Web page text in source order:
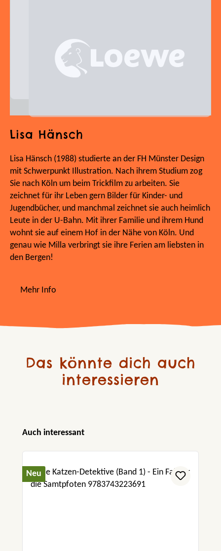
Lisa Hänsch
Lisa Hänsch (1988) studierte an der FH Münster Design
mit Schwerpunkt Illustration. Nach ihrem Studium zog
Sie nach Köln um beim Trickfilm zu arbeiten. Sie
zeichnet für ihr Leben gern Bilder für Kinder- und
Jugendbücher, und manchmal zeichnet sie auch heimlich
Leute in der U-Bahn. Mit ihrer Familie und ihrem Hund
wohnt sie auf einem Hof in der Nähe von Köln. Und
genau wie Milla verbringt sie ihre Ferien am liebsten in
den Bergen!
Mehr Info
Das könnte dich auch
interessieren
Produktgalerie überspringen
Auch interessant
Neu